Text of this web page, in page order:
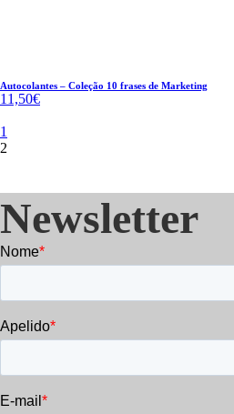
Autocolantes – Coleção 10 frases de Marketing
11,50€
1
2
Newsletter